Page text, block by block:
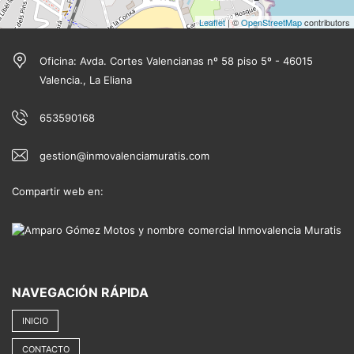
Leaflet| ©OpenStreetMapcontributors
Oficina: Avda. Cortes Valencianas nº 58 piso 5º - 46015
Valencia., La Eliana
653590168
gestion@inmovalenciamuratis.com
Compartir web en:
NAVEGACIÓN RÁPIDA
INICIO
CONTACTO